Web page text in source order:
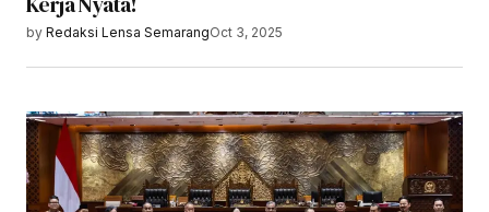
by Redaksi Lensa SemarangOct 3, 2025